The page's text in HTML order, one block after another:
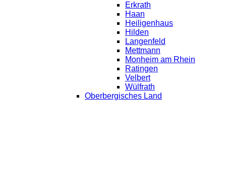
Erkrath
Haan
Heiligenhaus
Hilden
Langenfeld
Mettmann
Monheim am Rhein
Ratingen
Velbert
Wülfrath
Oberbergisches Land